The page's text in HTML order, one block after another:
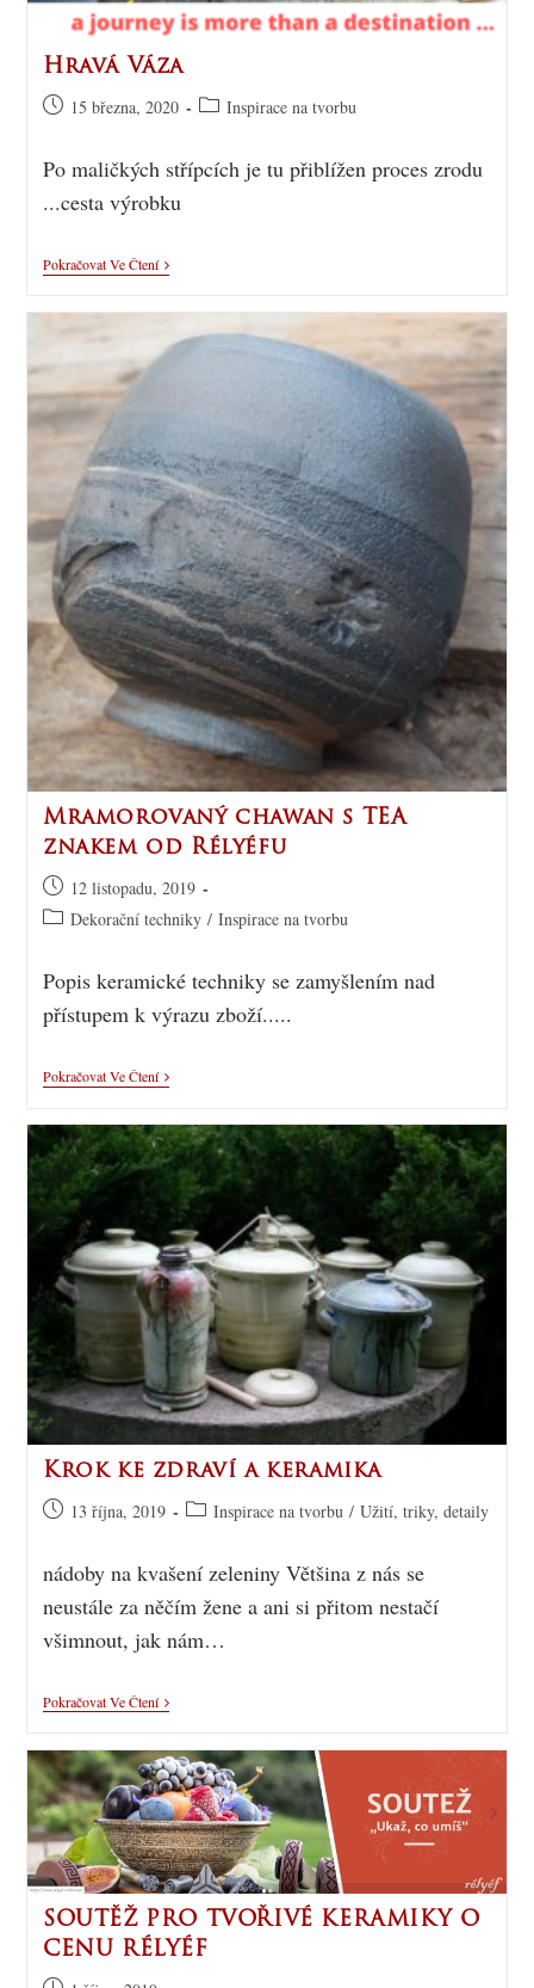
Hravá Váza
15 března, 2020
Inspirace na tvorbu
Po maličkých střípcích je tu přiblížen proces zrodu
...cesta výrobku
Pokračovat Ve Čtení
Mramorovaný chawan s TEA
znakem od Rélyéfu
12 listopadu, 2019
Dekorační techniky / Inspirace na tvorbu
Popis keramické techniky se zamyšlením nad
přístupem k výrazu zboží.....
Pokračovat Ve Čtení
Krok ke zdraví a keramika
13 října, 2019
Inspirace na tvorbu / Užití, triky, detaily
nádoby na kvašení zeleniny Většina z nás se
neustále za něčím žene a ani si přitom nestačí
všimnout, jak nám…
Pokračovat Ve Čtení
SOUTĚŽ PRO TVOŘIVÉ KERAMIKY O
CENU RÉLYÉF